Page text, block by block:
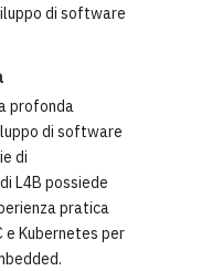
di software
profonda
di software
di
L4B possiede
pratica
e Kubernetes per